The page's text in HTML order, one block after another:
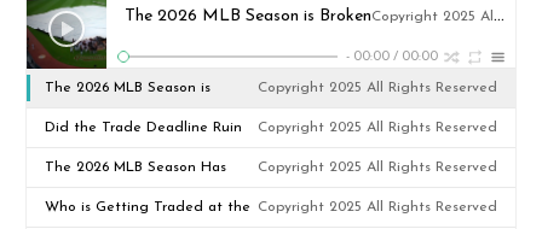
The 2026 MLB Season is BrokenCopyright 2025 All Rights Reserved
- 00:00 / 00:00
The 2026 MLB Season is
Broken
Copyright 2025 All Rights Reserved
Did the Trade Deadline Ruin
Baseball? | Ep. 67
Copyright 2025 All Rights Reserved
The 2026 MLB Season Has
Reached Peak Pettiness
Copyright 2025 All Rights Reserved
Who is Getting Traded at the Copyright 2025 All Rights Reserved